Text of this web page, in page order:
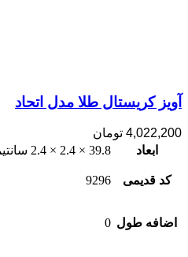
آویز کریستال طلا مدل اتحاد
4,022,200 تومان
ابعاد
39.8 × 2.4 × 2.4 سانتیمتر
کد قدیمی 9296
اضافه طول 0